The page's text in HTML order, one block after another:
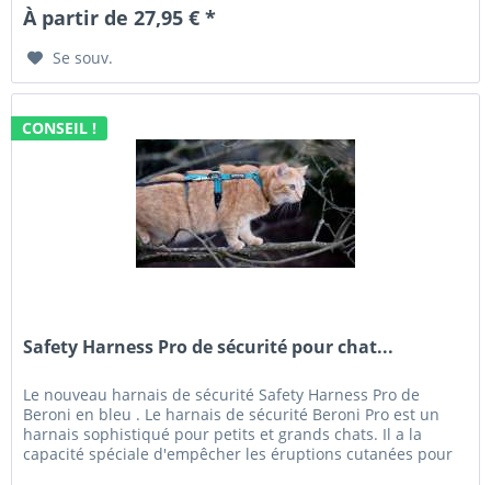
À partir de 27,95 € *
Se souv.
CONSEIL !
Safety Harness Pro de sécurité pour chat...
Le nouveau harnais de sécurité Safety Harness Pro de
Beroni en bleu . Le harnais de sécurité Beroni Pro est un
harnais sophistiqué pour petits et grands chats. Il a la
capacité spéciale d'empêcher les éruptions cutanées pour